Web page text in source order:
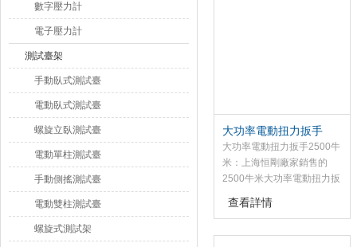
數字壓力計
電子壓力計
測試臺架
手動臥式測試臺
電動臥式測試臺
螺旋立臥測試臺
電動單柱測試臺
手動側搖測試臺
電動雙柱測試臺
螺旋式測試架
大功率電動扭力扳手
2500牛米
大功率電動扭力扳手2500牛
米：上海恒剛廠家銷售的
2500牛米大功率電動扭力扳
手是裝配螺紋件及螺栓的機
械化施工工具，具有自動控
查看詳情